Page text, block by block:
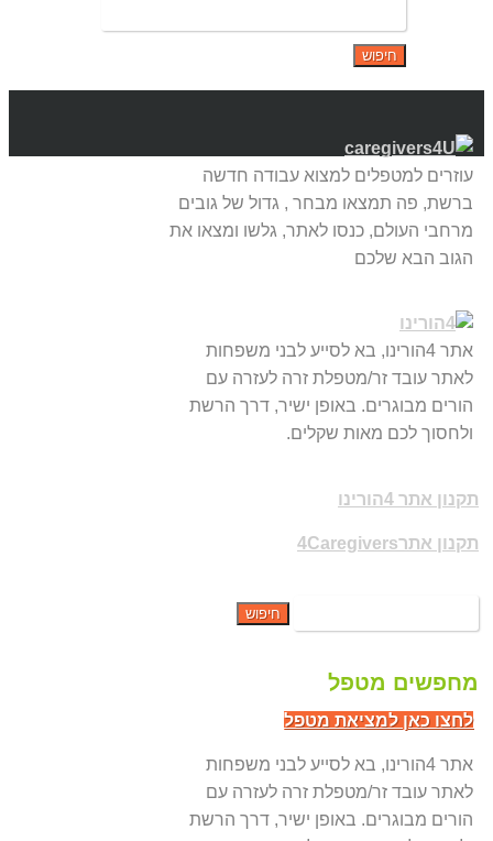
עוזרים למטפלים למצוא עבודה חדשה
ברשת, פה תמצאו מבחר , גדול של גובים
מרחבי העולם, כנסו לאתר, גלשו ומצאו את
הגוב הבא שלכם
אתר 4הורינו, בא לסייע לבני משפחות
לאתר עובד זר/מטפלת זרה לעזרה עם
הורים מבוגרים. באופן ישיר, דרך הרשת
ולחסוך לכם מאות שקלים.
תקנון אתר 4הורינו
תקנון אתר4Caregivers
מחפשים מטפל
לחצו כאן למציאת מטפל
אתר 4הורינו, בא לסייע לבני משפחות
לאתר עובד זר/מטפלת זרה לעזרה עם
הורים מבוגרים. באופן ישיר, דרך הרשת